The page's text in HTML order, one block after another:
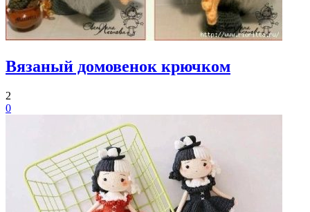
Вязаный домовенок крючком
2
0